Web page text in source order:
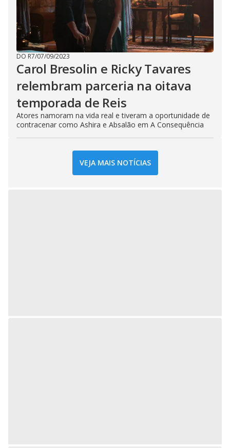
DO R7/07/09/2023
Carol Bresolin e Ricky Tavares
relembram parceria na oitava
temporada de Reis
Atores namoram na vida real e tiveram a oportunidade de
contracenar como Ashira e Absalão em A Consequência
VEJA MAIS NOTÍCIAS